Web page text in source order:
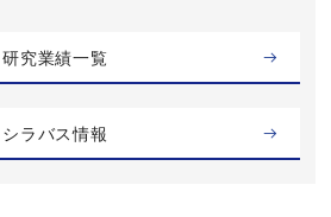
研究業績一覧
シラバス情報